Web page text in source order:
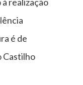
é de
Castilho